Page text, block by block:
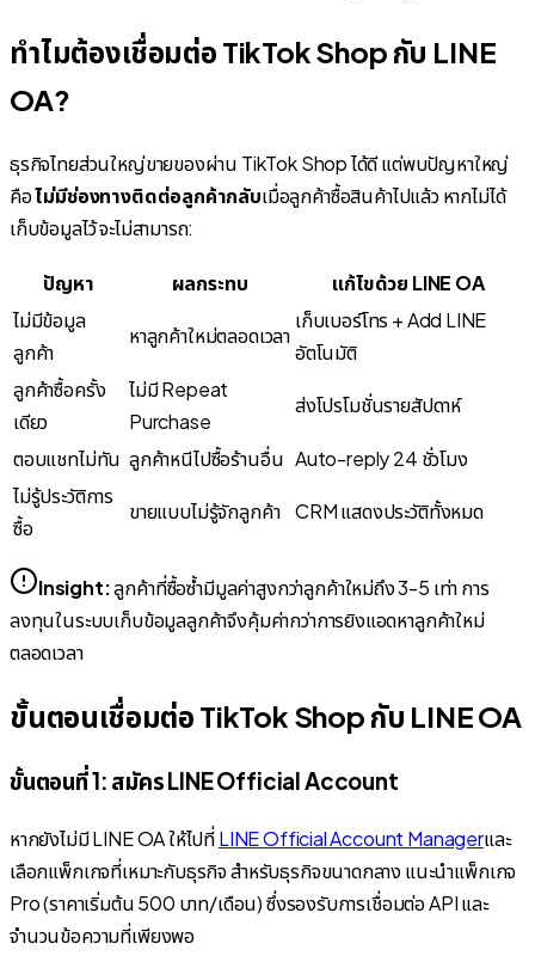
ทำไมต้องเชื่อมต่อ TikTok Shop กับ LINE
OA?
ธุรกิจไทยส่วนใหญ่ขายของผ่าน TikTok Shop ได้ดี แต่พบปัญหาใหญ่
คือไม่มีช่องทางติดต่อลูกค้ากลับเมื่อลูกค้าซื้อสินค้าไปแล้ว หากไม่ได้
เก็บข้อมูลไว้ จะไม่สามารถ:
ปัญหา ผลกระทบ
แก้ไขด้วย LINE OA
ไม่มีข้อมูล
ลูกค้า
หาลูกค้าใหม่ตลอดเวลา
เก็บเบอร์โทร + Add LINE
อัตโนมัติ
ลูกค้าซื้อครั้ง
เดียว
ไม่มี Repeat
Purchase
ส่งโปรโมชั่นรายสัปดาห์
ตอบแชทไม่ทัน ลูกค้าหนีไปซื้อร้านอื่น Auto-reply 24 ชั่วโมง
ไม่รู้ประวัติการ
ซื้อ
ขายแบบไม่รู้จักลูกค้า CRM แสดงประวัติทั้งหมด
Insight:ลูกค้าที่ซื้อซ้ำมีมูลค่าสูงกว่าลูกค้าใหม่ถึง 3-5 เท่า การ
ลงทุนในระบบเก็บข้อมูลลูกค้าจึงคุ้มค่ากว่าการยิงแอดหาลูกค้าใหม่
ตลอดเวลา
ขั้นตอนเชื่อมต่อ TikTok Shop กับ LINE OA
ขั้นตอนที่ 1: สมัคร LINE Official Account
หากยังไม่มี LINE OA ให้ไปที่LINE Official Account Managerและ
เลือกแพ็กเกจที่เหมาะกับธุรกิจ สำหรับธุรกิจขนาดกลาง แนะนำแพ็กเกจ
Pro (ราคาเริ่มต้น 500 บาท/เดือน) ซึ่งรองรับการเชื่อมต่อ API และ
จำนวนข้อความที่เพียงพอ